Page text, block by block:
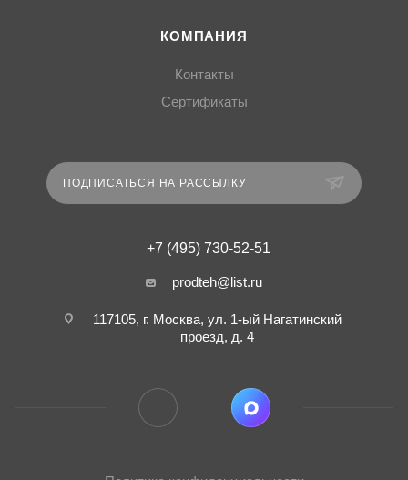
КОМПАНИЯ
Контакты
Сертификаты
ПОДПИСАТЬСЯ НА РАССЫЛКУ
+7 (495) 730-52-51
prodteh@list.ru
117105, г. Москва, ул. 1-ый Нагатинский
проезд, д. 4